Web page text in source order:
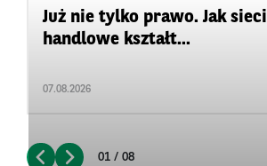
Już nie tylko prawo. Jak sieci
handlowe kształt...
07.08.2026
01 / 08